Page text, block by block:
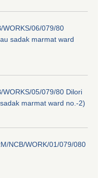
WORKS/06/079/80
sadak marmat ward
WORKS/05/079/80 Dilori
marmat ward no.-2)
NCB/WORK/01/079/080